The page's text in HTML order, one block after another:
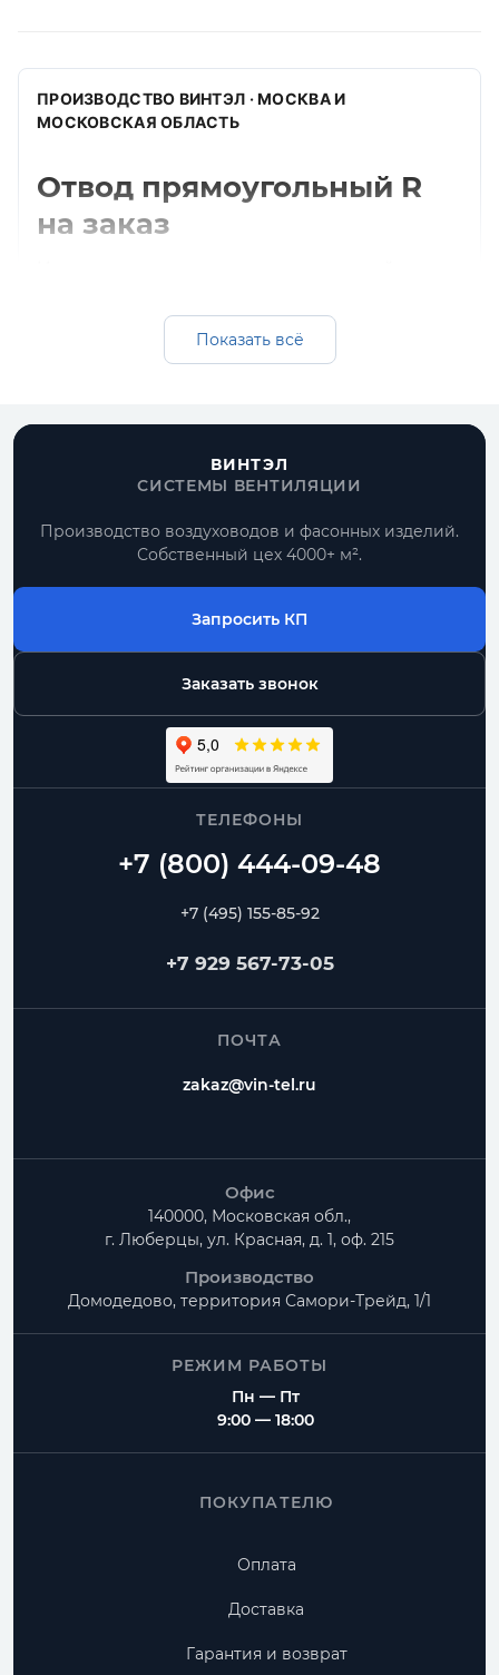
ПРОИЗВОДСТВО ВИНТЭЛ · МОСКВА И
МОСКОВСКАЯ ОБЛАСТЬ
Отвод прямоугольный R
на заказ
оцинкованная, черная и нержавеющая
сталь, подбор толщины, комплектация под
Все прямоугольные воздуховоды
По размерам
типовые позиции и нестандарт по чертежу
Комплектом
воздуховоды, фасонные части, фланцы
От производителя
контроль геометрии и сроков изготовления
Частые вопросы
Можно ли изготовить нестандартные размеры?
Есть ли доставка по Москве и Московской
Показать всё
ВИНТЭЛ
СИСТЕМЫ ВЕНТИЛЯЦИИ
Производство воздуховодов и фасонных изделий.
Собственный цех 4000+ м².
Запросить КП
Заказать звонок
ТЕЛЕФОНЫ
+7 (495) 155-85-92
+7 929 567-73-05
ПОЧТА
zakaz@vin-tel.ru
Офис
140000, Московская обл.,
г. Люберцы, ул. Красная, д. 1, оф. 215
Производство
Домодедово, территория Самори-Трейд, 1/1
РЕЖИМ РАБОТЫ
Пн — Пт
9:00 — 18:00
ПОКУПАТЕЛЮ
Оплата
Доставка
Гарантия и возврат